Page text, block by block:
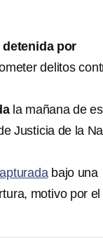
detenida por
delitos
la mañana de
Justicia de la
bajo una
motivo por el